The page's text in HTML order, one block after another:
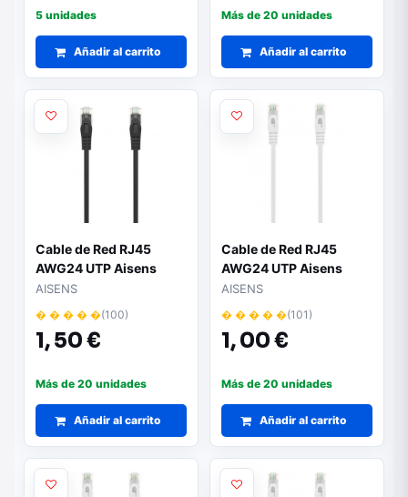
5 unidades
Añadir al carrito
Más de 20 unidades
Añadir al carrito
Cable de Red RJ45
AWG24 UTP Aisens
A145-0587 Cat.6A/
LSZH/ 1m/ Negro
AISENS
� � � � �(100)
1,50 €
Más de 20 unidades
Añadir al carrito
Cable de Red RJ45
AWG24 UTP Aisens
A145-0591 Cat.6A/
LSZH/ 25cm/ Blanco
AISENS
� � � � �(101)
1,00 €
Más de 20 unidades
Añadir al carrito